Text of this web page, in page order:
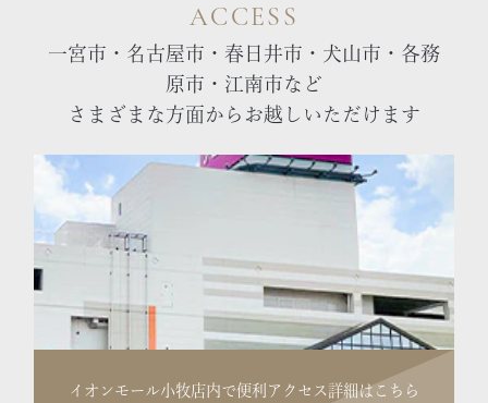
ACCESS
一宮市・名古屋市・春日井市・犬山市・各務
原市・江南市など
さまざまな方面からお越しいただけます
イオンモール小牧店内で便利 アクセス詳細はこちら